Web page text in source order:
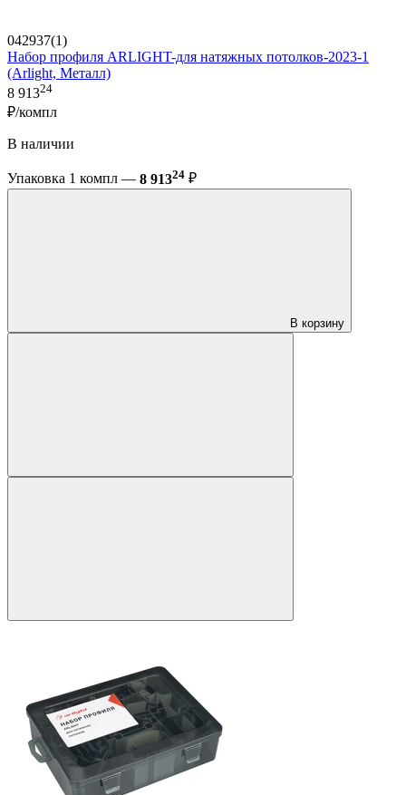
042937(1)
Набор профиля ARLIGHT-для натяжных потолков-2023-1
(Arlight, Металл)
8 91324
₽/компл
В наличии
Упаковка 1 компл — 8 91324 ₽
В корзину